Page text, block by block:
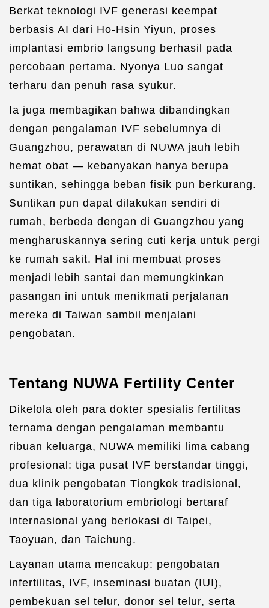
Berkat teknologi IVF generasi keempat
berbasis AI dari Ho-Hsin Yiyun, proses
implantasi embrio langsung berhasil pada
percobaan pertama. Nyonya Luo sangat
terharu dan penuh rasa syukur.
Ia juga membagikan bahwa dibandingkan
dengan pengalaman IVF sebelumnya di
Guangzhou, perawatan di NUWA jauh lebih
hemat obat — kebanyakan hanya berupa
suntikan, sehingga beban fisik pun berkurang.
Suntikan pun dapat dilakukan sendiri di
rumah, berbeda dengan di Guangzhou yang
mengharuskannya sering cuti kerja untuk pergi
ke rumah sakit. Hal ini membuat proses
menjadi lebih santai dan memungkinkan
pasangan ini untuk menikmati perjalanan
mereka di Taiwan sambil menjalani
pengobatan.
Tentang NUWA Fertility Center
Dikelola oleh para dokter spesialis fertilitas
ternama dengan pengalaman membantu
ribuan keluarga, NUWA memiliki lima cabang
profesional: tiga pusat IVF berstandar tinggi,
dua klinik pengobatan Tiongkok tradisional,
dan tiga laboratorium embriologi bertaraf
internasional yang berlokasi di Taipei,
Taoyuan, dan Taichung.
Layanan utama mencakup: pengobatan
infertilitas, IVF, inseminasi buatan (IUI),
pembekuan sel telur, donor sel telur, serta